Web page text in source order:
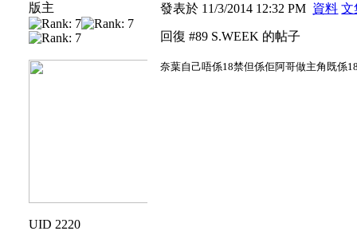
版主
UID 2220
發表於 11/3/2014 12:32 PM 資料 文
回復 #89 S.WEEK 的帖子
奈葉自己唔係18禁但係佢阿哥做主角既係